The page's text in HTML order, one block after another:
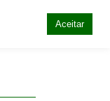
Aceitar